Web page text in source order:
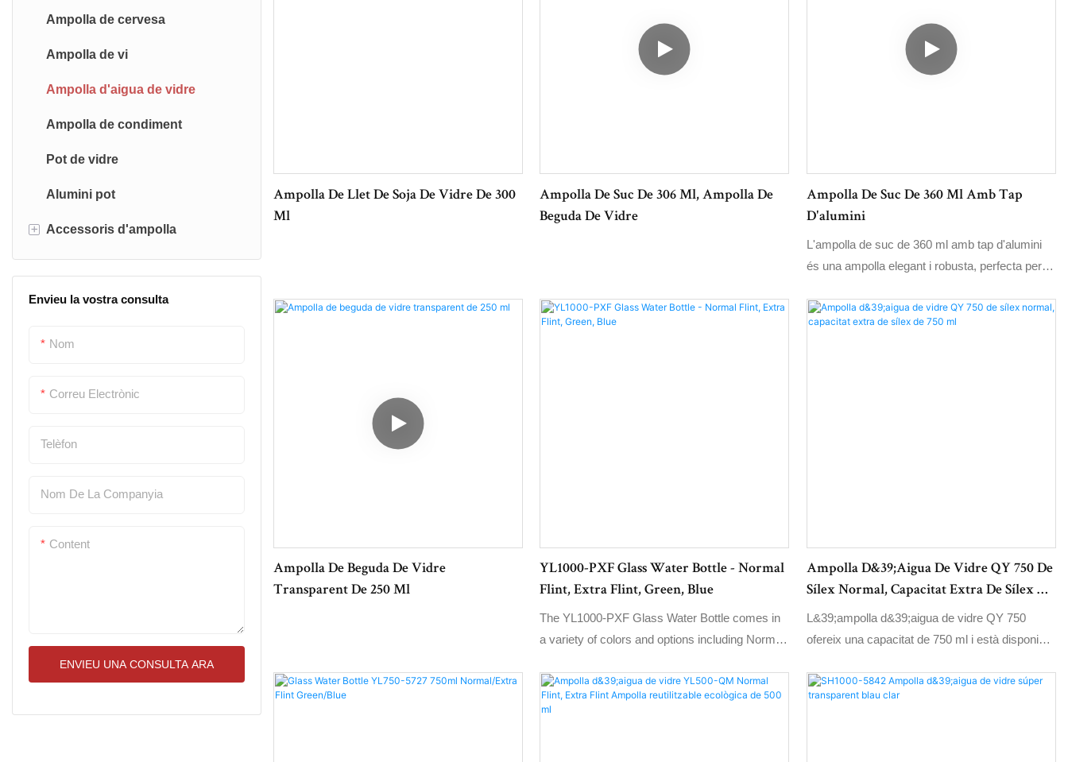
Ampolla de cervesa
Ampolla de vi
Ampolla d'aigua de vidre
Ampolla de condiment
Pot de vidre
Alumini pot
+ Accessoris d'ampolla
Tapa d’ampolla
Ampolla de suro
Envieu la vostra consulta
Nom
Correu Electrònic
Telèfon
Nom De La Companyia
Content
ENVIEU UNA CONSULTA ARA
Ampolla De Llet De Soja De Vidre De 300
Ml
Ampolla De Suc De 306 Ml, Ampolla De
Beguda De Vidre
Ampolla De Suc De 360 ​​ml Amb Tap
D'alumini
L'ampolla de suc de 360 ​​ml amb tap d'alumini
és una ampolla elegant i robusta, perfecta per
preferits. El tap d'alumini garanteix un segellat
hermètic per preservar la frescor i evitar
Ampolla De Beguda De Vidre
Transparent De 250 Ml
YL1000-PXF Glass Water Bottle - Normal
Flint, Extra Flint, Green, Blue
The YL1000-PXF Glass Water Bottle comes in
a variety of colors and options including Normal
high-quality glass, this water bottle is both
stylish and durable, perfect for staying hydrated
Ampolla D&39;aigua De Vidre QY 750 De
Sílex Normal, Capacitat Extra De Sílex De
750 Ml
L&39;ampolla d&39;aigua de vidre QY 750
ofereix una capacitat de 750 ml i està disponible
Feta de vidre d&39;alta qualitat, aquesta
ampolla elegant i duradora és perfecta per